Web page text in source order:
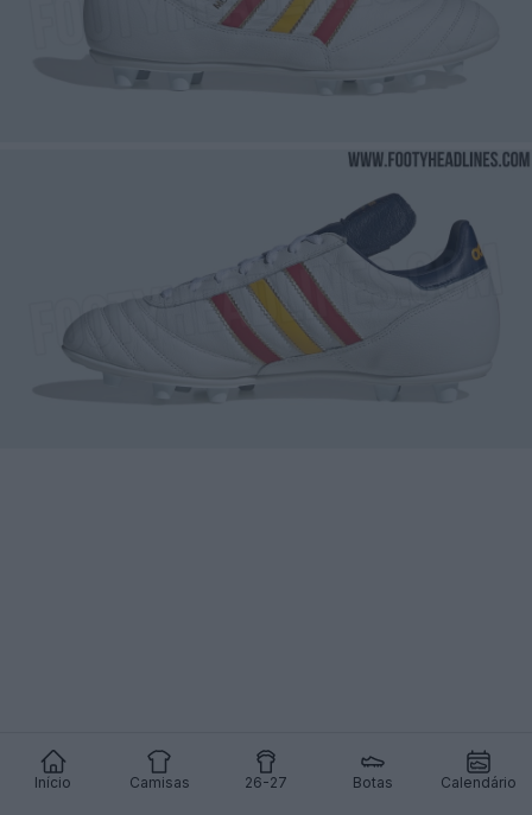
Início Camisas 26-27 Botas Calendário